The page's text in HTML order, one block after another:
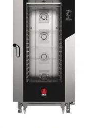
Edilmeli?
ve verimliliği
işletme
için uygundur?